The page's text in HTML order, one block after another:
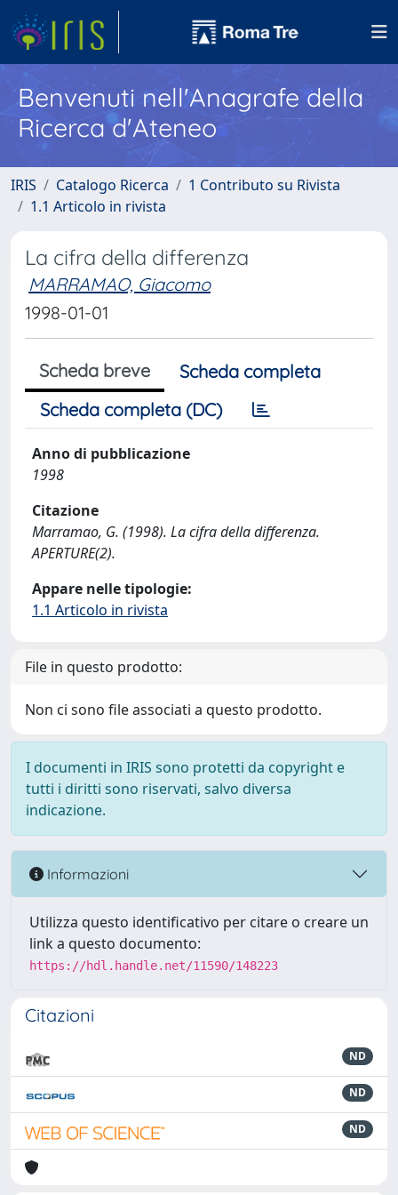
Benvenuti nell'Anagrafe della
Ricerca d'Ateneo
IRIS Catalogo Ricerca
1 Contributo su Rivista
1.1 Articolo in rivista
La cifra della differenza
MARRAMAO, Giacomo
1998-01-01
Scheda breve
Scheda completa
Scheda completa (DC)
Anno di pubblicazione
1998
Citazione
Marramao, G. (1998). La cifra della differenza.
APERTURE(2).
Appare nelle tipologie:
1.1 Articolo in rivista
File in questo prodotto:
Non ci sono file associati a questo prodotto.
I documenti in IRIS sono protetti da copyright e
tutti i diritti sono riservati, salvo diversa
indicazione.
Informazioni
Utilizza questo identificativo per citare o creare un
link a questo documento:
https://hdl.handle.net/11590/148223
Citazioni
ND
ND
ND